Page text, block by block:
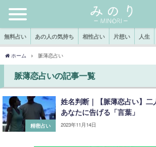
無料占い あの人の気持ち 相性占い 片想い 人生
ホーム 脈薄恋占い
脈薄恋占いの記事一覧
精密占い
姓名判断｜【脈薄恋占い】
あなたに告げる「言葉」
2023年11月14日